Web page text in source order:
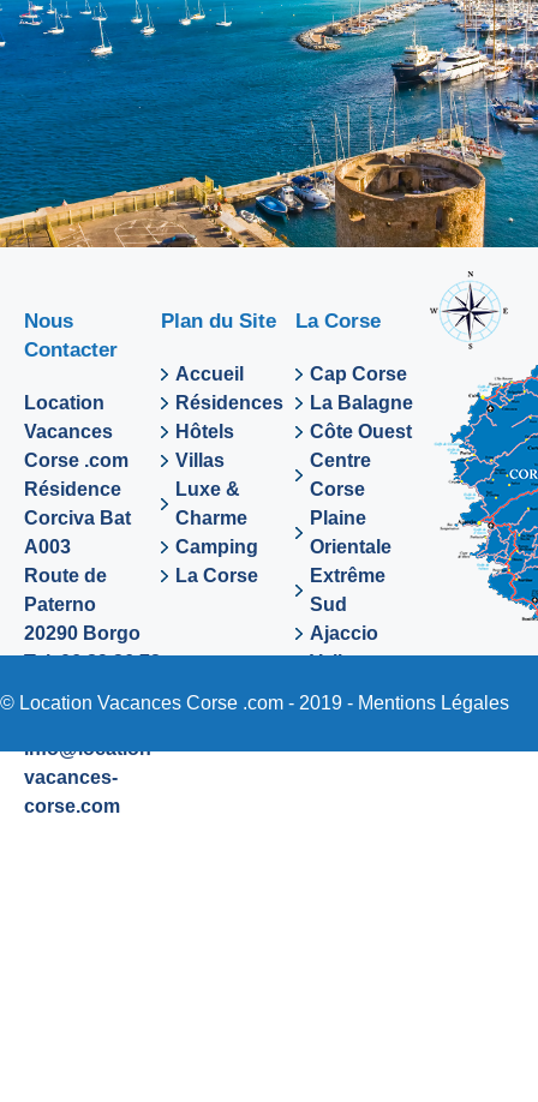
Nous
Contacter
Location
Vacances
Corse .com
Résidence
Corciva Bat
A003
Route de
Paterno
20290 Borgo
Tel. 06 89 36 72
info@location-
vacances-
corse.com
Plan du Site
Accueil
Résidences
Hôtels
Villas
Luxe &
Charme
Camping
La Corse
La Corse
Cap Corse
La Balagne
Côte Ouest
Centre
Corse
Plaine
Orientale
Extrême
Sud
Ajaccio
Valinco
Sartene
© Location Vacances Corse .com - 2019 - Mentions Légales